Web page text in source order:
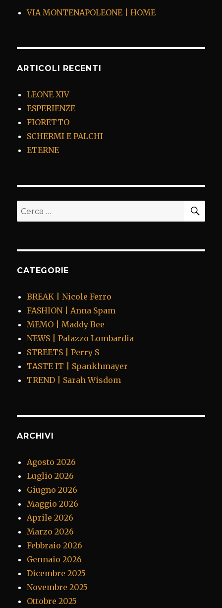
VIA MONTENAPOLEONE | HOME
ARTICOLI RECENTI
LEONE XIV
ESPERIENZE
FIORETTO
SCHERMI E PALCHI
ETERNE
Cerca:
CATEGORIE
BREAK | Nicole Ferro
FASHION | Anna Spam
MEMO | Maddy Bee
NEWS | Palazzo Lombardia
STREETS | Perry S
TASTE IT | Spankhmayer
TREND | Sarah Wisdom
ARCHIVI
Agosto 2026
Luglio 2026
Giugno 2026
Maggio 2026
Aprile 2026
Marzo 2026
Febbraio 2026
Gennaio 2026
Dicembre 2025
Novembre 2025
Ottobre 2025